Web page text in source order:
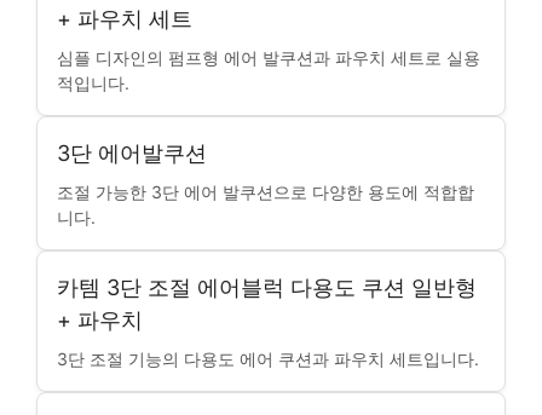
+ 파우치 세트
심플 디자인의 펌프형 에어 발쿠션과 파우치 세트로 실용
적입니다.
3단 에어발쿠션
조절 가능한 3단 에어 발쿠션으로 다양한 용도에 적합합
니다.
카템 3단 조절 에어블럭 다용도 쿠션 일반형
+ 파우치
3단 조절 기능의 다용도 에어 쿠션과 파우치 세트입니다.